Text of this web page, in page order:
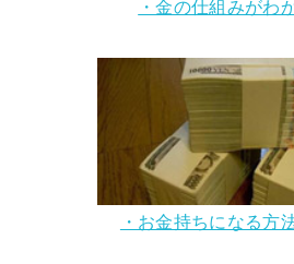
・金の仕組みがわ
・お金持ちになる方